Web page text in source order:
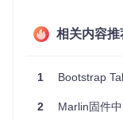
并发安全
: 因为
程环境中安心使
畅。
: 内
储和传输。
相关内容推
1 Bootstrap
2 Marlin固件中